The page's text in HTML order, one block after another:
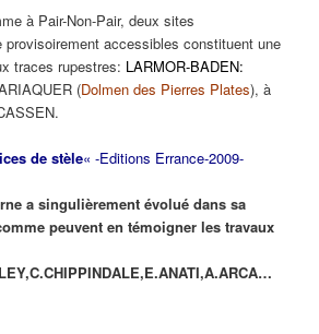
à Pair-Non-Pair, deux sites
provisoirement accessibles constituent une
traces rupestres: LARMOR-BADEN:
(Dolmen des Pierres Plates), à
de stèle« -Editions Errance-2009-
a singulièrement évolué dans sa
peuvent en témoigner les travaux